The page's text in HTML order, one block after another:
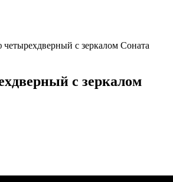
с зеркалом Соната
с зеркалом